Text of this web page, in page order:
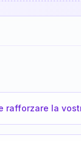
rafforzare la